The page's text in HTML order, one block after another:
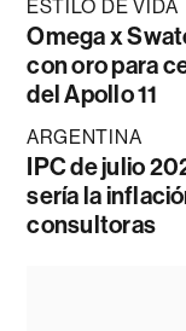
ESTILO DE VIDA
Omega x
con oro para
del Apollo 11
ARGENTINA
IPC de julio
sería la
consultoras